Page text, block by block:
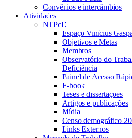
Convênios e intercâmbios
Atividades
NTPcD
Espaço Vinícius
Objetivos e Metas
Membros
Observatório do
Deficiência
Painel de Acesso
E-book
Teses e dissertações
Artigos e publicações
Mídia
Censo demográfico
Links Externos